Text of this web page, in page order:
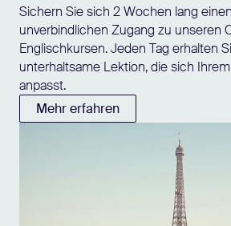
Sichern Sie sich 2 Wochen lang
unverbindlichen Zugang zu unseren
Englischkursen. Jeden Tag erhalten
unterhaltsame Lektion, die sich
anpasst.
Mehr erfahren